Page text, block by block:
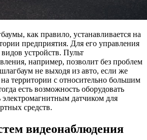
как правило, устанавливается на
предприятия. Для его управления
устройств. Пульт
например, позволит без проблем
не выходя из авто, если же
территории с относительно большим
есть возможность оборудовать
датчиком для
средств.
видеонаблюдения